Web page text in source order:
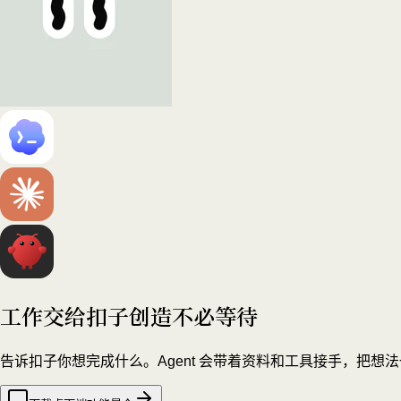
工作交给扣子创造不必等待
告诉扣子你想完成什么。Agent 会带着资料和工具接手，把想法